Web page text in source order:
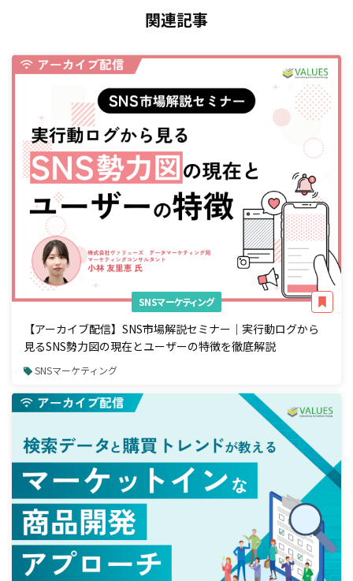
関連記事
SNSマーケティング
【アーカイブ配信】SNS市場解説セミナー｜実行動ログから
見るSNS勢力図の現在とユーザーの特徴を徹底解説
SNSマーケティング